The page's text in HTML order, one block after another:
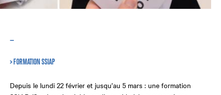
—
> FORMATION SSIAP
Depuis le lundi 22 février et jusqu’au 5 mars : une formation